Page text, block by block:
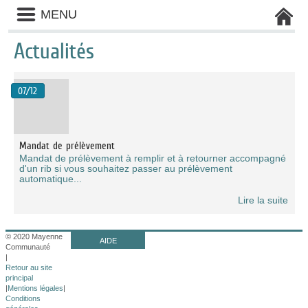
Liste
des
avertissements
MENU
Actualités
des
catégories
d'actualité
07/12
Mandat de prélèvement
Mandat de prélèvement à remplir et à retourner accompagné
d'un rib si vous souhaitez passer au prélèvement
automatique...
Lire la suite
© 2020 Mayenne
Communauté
|
Retour au site
principal
|Mentions légales|
Conditions
AIDE